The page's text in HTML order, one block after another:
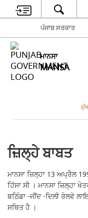
ਪੰਜਾਬ ਸਰਕਾਰ
ਮਾਨਸਾ
MANSA
ਜ਼ਿਲ੍ਹੇ ਬਾਬਤ
ਮਾਨਸਾ ਜ਼ਿਲ੍ਹਾ 13 ਅਪ੍ਰੈਲ
ਹਿੱਸਾ ਸੀ । ਮਾਨਸਾ ਜ਼ਿਲ੍ਹਾ
ਬਠਿੰਡਾ -ਜੀਂਦ -ਦਿਲੀ ਰੇਲਵੇ
ਸਥਿਤ ਹੈ ।